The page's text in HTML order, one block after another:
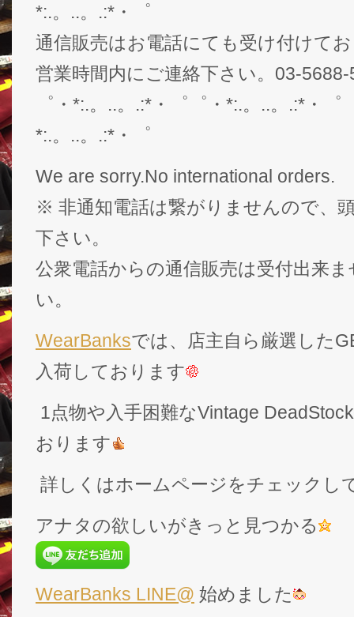
*:.。..。.:*・゜
通信販売はお電話にても受け付けて
営業時間内にご連絡下さい。03-5688-
゜・*:.。..。.:*・゜゜・*:.。..。.:*・
*:.。..。.:*・゜
We are sorry.No international orders.
※ 非通知電話は繋がりませんので、
下さい。
公衆電話からの通信販売は受付出来
い。
WearBanksでは、店主自ら厳選した
入荷しております
1点物や入手困難なVintage
おります
詳しくはホームページをチェックし
アナタの欲しいがきっと見つかる
WearBanks LINE@ 始めました